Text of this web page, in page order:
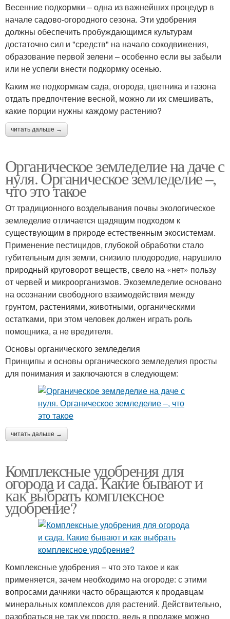
Весенние подкормки – одна из важнейших процедур в
начале садово-огородного сезона. Эти удобрения
должны обеспечить пробуждающимся культурам
достаточно сил и "средств" на начало сокодвижения,
образование первой зелени – особенно если вы забыли
или не успели внести подкормку осенью.
Каким же подкормкам сада, огорода, цветника и газона
отдать предпочтение весной, можно ли их смешивать,
какие порции нужны каждому растению?
читать дальше →
Органическое земледелие на даче с
нуля. Органическое земледелие –,
что это такое
От традиционного возделывания почвы экологическое
земледелие отличается щадящим подходом к
существующим в природе естественным экосистемам.
Применение пестицидов, глубокой обработки стало
губительным для земли, снизило плодородие, нарушило
природный круговорот веществ, свело на «нет» пользу
от червей и микроорганизмов. Экоземледелие основано
на осознании свободного взаимодействия между
грунтом, растениями, животными, органическими
остатками, при этом человек должен играть роль
помощника, а не вредителя.
Основы органического земледелия
Принципы и основы органического земледелия просты
для понимания и заключаются в следующем:
читать дальше →
Комплексные удобрения для
огорода и сада. Какие бывают и
как выбрать комплексное
удобрение?
Комплексные удобрения – что это такое и как
применяется, зачем необходимо на огороде: с этими
вопросами дачники часто обращаются к продавцам
минеральных комплексов для растений. Действительно,
разобраться не так уж просто, ведь в продаже можно